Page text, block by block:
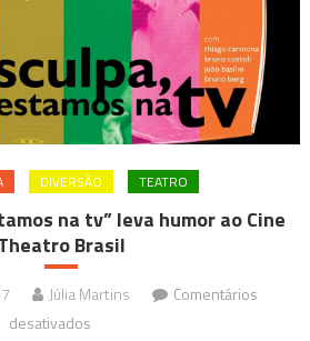
DIVERSÃO TEATRO
na tv” leva humor ao Cine
Brasil
Júlia Martins
Comentários
desativados